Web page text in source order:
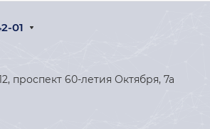
01
проспект 60-летия Октября, 7а